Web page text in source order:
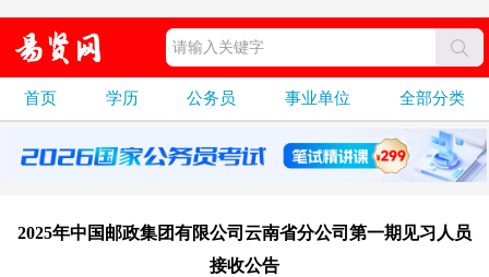
首页 学历 公务员 事业单位 全部分类
2025年中国邮政集团有限公司云南省分公司第一期见习人员
接收公告